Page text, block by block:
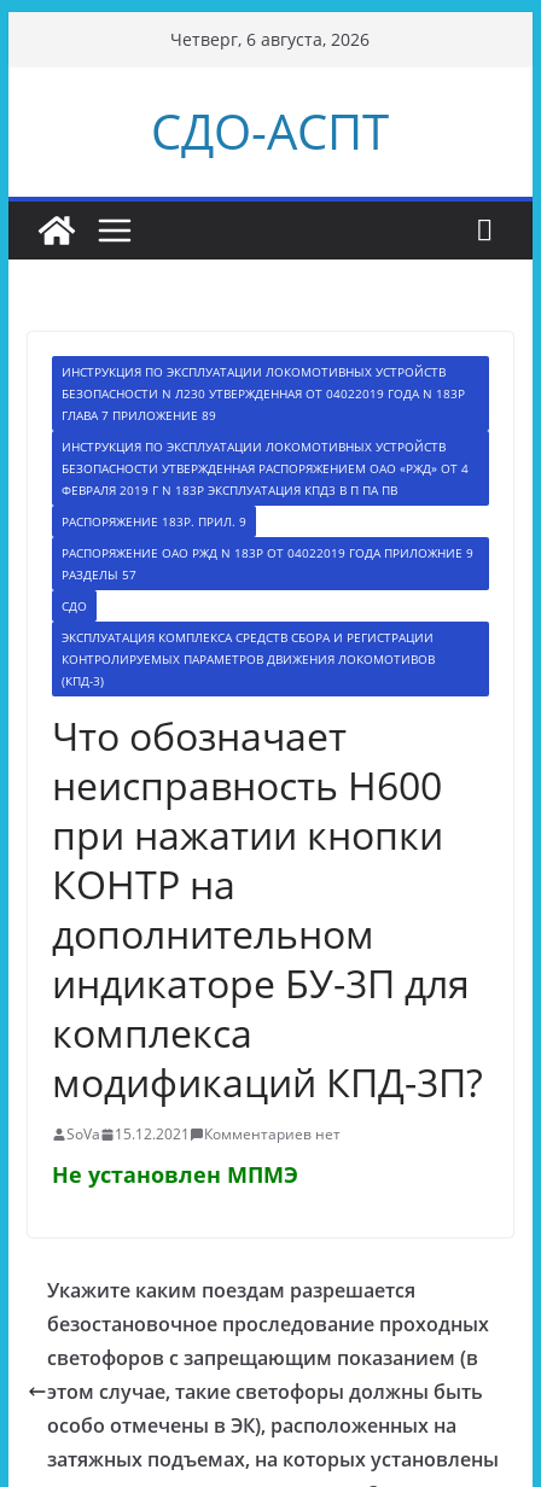
Четверг, 6 августа, 2026
СДО-АСПТ
ИНСТРУКЦИЯ ПО ЭКСПЛУАТАЦИИ ЛОКОМОТИВНЫХ УСТРОЙСТВ
БЕЗОПАСНОСТИ N Л230 УТВЕРЖДЕННАЯ ОТ 04022019 ГОДА N 183Р
ГЛАВА 7 ПРИЛОЖЕНИЕ 89
ИНСТРУКЦИЯ ПО ЭКСПЛУАТАЦИИ ЛОКОМОТИВНЫХ УСТРОЙСТВ
БЕЗОПАСНОСТИ УТВЕРЖДЕННАЯ РАСПОРЯЖЕНИЕМ ОАО «РЖД» ОТ 4
ФЕВРАЛЯ 2019 Г N 183Р ЭКСПЛУАТАЦИЯ КПД3 В П ПА ПВ
РАСПОРЯЖЕНИЕ 183Р. ПРИЛ. 9
РАСПОРЯЖЕНИЕ ОАО РЖД N 183Р ОТ 04022019 ГОДА ПРИЛОЖНИЕ 9
РАЗДЕЛЫ 57
СДО
ЭКСПЛУАТАЦИЯ КОМПЛЕКСА СРЕДСТВ СБОРА И РЕГИСТРАЦИИ
КОНТРОЛИРУЕМЫХ ПАРАМЕТРОВ ДВИЖЕНИЯ ЛОКОМОТИВОВ
(КПД-3)
Что обозначает
неисправность Н600
при нажатии кнопки
КОНТР на
дополнительном
индикаторе БУ-3П для
комплекса
модификаций КПД-3П?
SoVa 15.12.2021 Комментариев нет
Не установлен МПМЭ
Укажите каким поездам разрешается
безостановочное проследование проходных
светофоров с запрещающим показанием (в
этом случае, такие светофоры должны быть
особо отмечены в ЭК), расположенных на
затяжных подъемах, на которых установлены